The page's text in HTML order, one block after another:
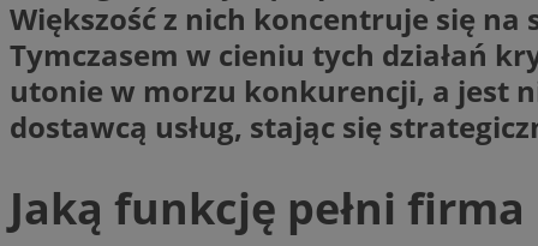
Większość z nich koncentruje się
Tymczasem w cieniu tych działań
utonie w morzu konkurencji, a jest
dostawcą usług, stając się
Jaką funkcję pełni firma
li_gc
VP
pb_rtb_ev_part
Nazwa
openstat_gid